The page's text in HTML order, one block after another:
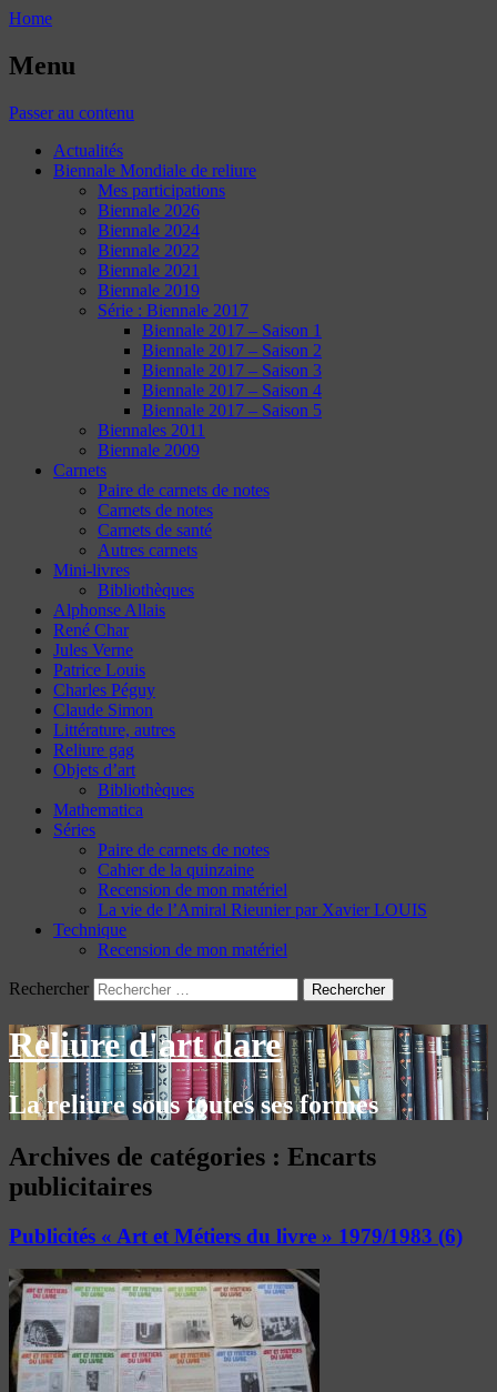
Home
Menu
Passer au contenu
Actualités
Biennale Mondiale de reliure
Mes participations
Biennale 2026
Biennale 2024
Biennale 2022
Biennale 2021
Biennale 2019
Série : Biennale 2017
Biennale 2017 – Saison 1
Biennale 2017 – Saison 2
Biennale 2017 – Saison 3
Biennale 2017 – Saison 4
Biennale 2017 – Saison 5
Biennales 2011
Biennale 2009
Carnets
Paire de carnets de notes
Carnets de notes
Carnets de santé
Autres carnets
Mini-livres
Bibliothèques
Alphonse Allais
René Char
Jules Verne
Patrice Louis
Charles Péguy
Claude Simon
Littérature, autres
Reliure gag
Objets d’art
Bibliothèques
Mathematica
Séries
Paire de carnets de notes
Cahier de la quinzaine
Recension de mon matériel
La vie de l’Amiral Rieunier par Xavier LOUIS
Technique
Recension de mon matériel
Rechercher
Reliure d'art dare
La reliure sous toutes ses formes
Archives de catégories : Encarts
publicitaires
Publicités « Art et Métiers du livre » 1979/1983 (6)